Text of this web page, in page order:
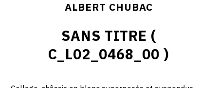
ALBERT CHUBAC
SANS TITRE (
C_L02_0468_00 )